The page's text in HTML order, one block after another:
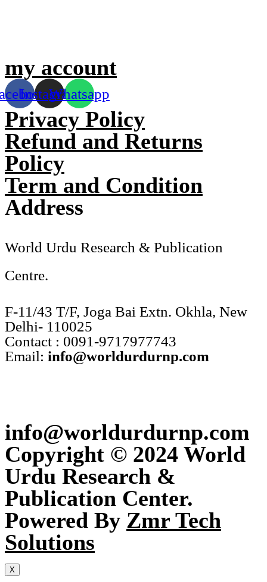
my account
InstagramWhatsapp
Privacy Policy
Refund and Returns
Policy
Term and Condition
Address
World Urdu Research & Publication
Centre.
F-11/43 T/F, Joga Bai Extn. Okhla, New
Delhi- 110025
Contact : 0091-9717977743
Email: info@worldurdurnp.com
info@worldurdurnp.com
Copyright © 2024 World
Urdu Research &
Publication Center.
Powered By Zmr Tech
Solutions
X